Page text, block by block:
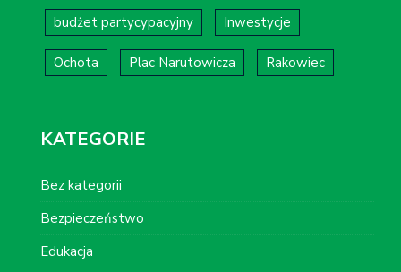
budżet partycypacyjny Inwestycje
Ochota Plac Narutowicza Rakowiec
KATEGORIE
Bez kategorii
Bezpieczeństwo
Edukacja